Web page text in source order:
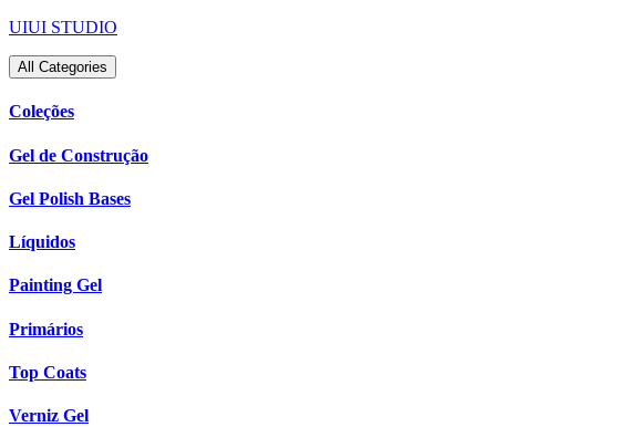
Skip
content
UIUI STUDIO
All Categories
Coleções
Gel de Construção
Gel Polish Bases
Líquidos
Painting Gel
Primários
Top Coats
Verniz Gel